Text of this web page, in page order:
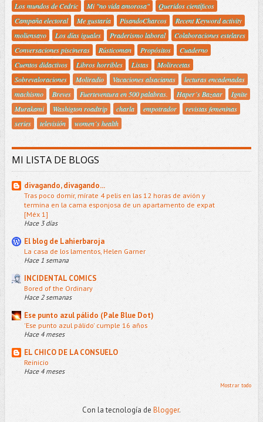
Los mundos de Cedric
Mi "no vida amorosa"
Queridos científicos
Campaña electoral
Me gustaría PisandoCharcos
Recent Keyword activity
moliensayo
Los días iguales Praderismo laboral
Colaboraciones estelares
Conversaciones piscineras
Rústicoman Propósitos
Cuaderno
Cuentos didactivos
Libros horribles Listas
Molirecetas
Sobrevaloraciones
Moliradio Vacaciones alsacianas
lecturas encadenadas
machismo
Breves Fuerteventura en 500 palabras. Haper´s Bazaar
Ignite
Murakami
Washigton roadtrip charla empotrador
revistas femeninas
series
televisión women´s health
MI LISTA DE BLOGS
divagando, divagando...
Tras poco domir, mírate 4 pelis en las 12 horas de avión y
termina en la cama esponjosa de un apartamento de expat
[Méx 1]
Hace 3 días
El blog de Lahierbaroja
La casa de los lamentos, Helen Garner
Hace 1 semana
INCIDENTAL COMICS
Bored of the Ordinary
Hace 2 semanas
Ese punto azul pálido (Pale Blue Dot)
'Ese punto azul pálido' cumple 16 años
Hace 4 meses
EL CHICO DE LA CONSUELO
Reinicio
Hace 4 meses
Mostrar todo
Con la tecnología de Blogger.